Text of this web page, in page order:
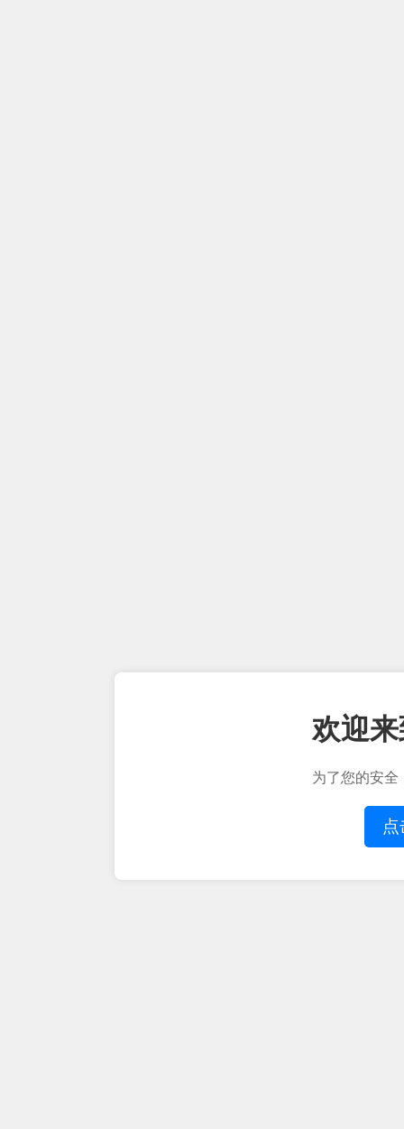
欢迎
为了您的安全